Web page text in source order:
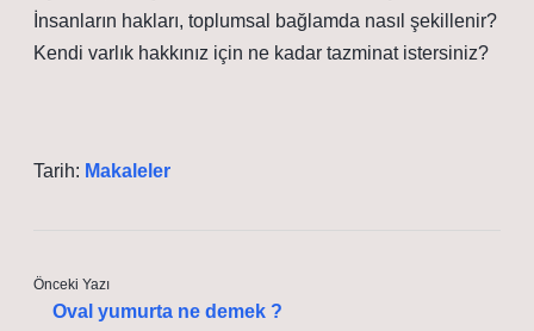
İnsanların hakları, toplumsal bağlamda nasıl şekillenir?
Kendi varlık hakkınız için ne kadar tazminat istersiniz?
Tarih: Makaleler
Önceki Yazı
Oval yumurta ne demek ?